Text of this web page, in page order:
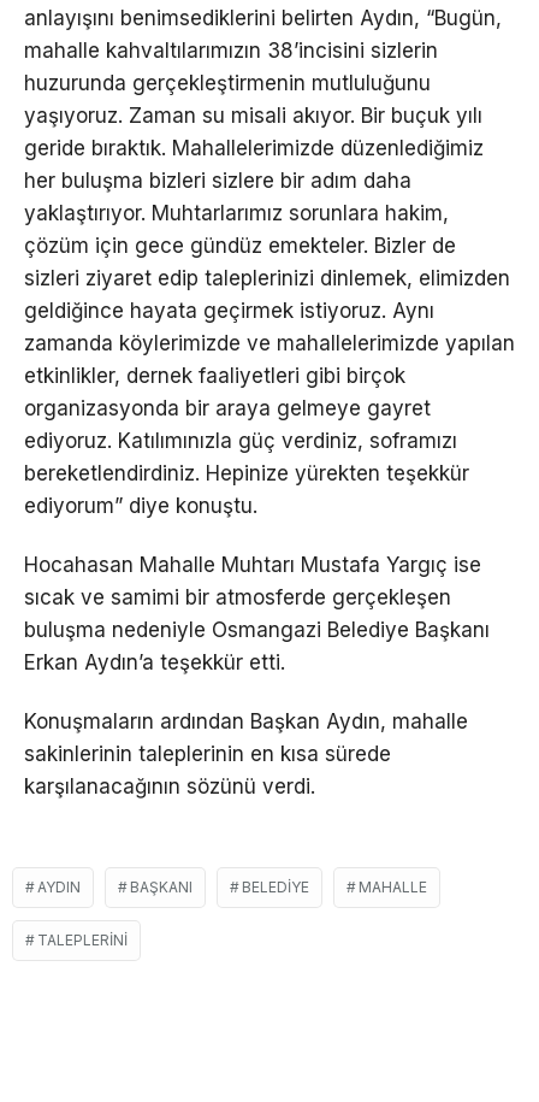
anlayışını benimsediklerini belirten Aydın, “Bugün,
mahalle kahvaltılarımızın 38’incisini sizlerin
huzurunda gerçekleştirmenin mutluluğunu
yaşıyoruz. Zaman su misali akıyor. Bir buçuk yılı
geride bıraktık. Mahallelerimizde düzenlediğimiz
her buluşma bizleri sizlere bir adım daha
yaklaştırıyor. Muhtarlarımız sorunlara hakim,
çözüm için gece gündüz emekteler. Bizler de
sizleri ziyaret edip taleplerinizi dinlemek, elimizden
geldiğince hayata geçirmek istiyoruz. Aynı
zamanda köylerimizde ve mahallelerimizde yapılan
etkinlikler, dernek faaliyetleri gibi birçok
organizasyonda bir araya gelmeye gayret
ediyoruz. Katılımınızla güç verdiniz, soframızı
bereketlendirdiniz. Hepinize yürekten teşekkür
ediyorum” diye konuştu.
Hocahasan Mahalle Muhtarı Mustafa Yargıç ise
sıcak ve samimi bir atmosferde gerçekleşen
buluşma nedeniyle Osmangazi Belediye Başkanı
Erkan Aydın’a teşekkür etti.
Konuşmaların ardından Başkan Aydın, mahalle
sakinlerinin taleplerinin en kısa sürede
karşılanacağının sözünü verdi.
AYDIN BAŞKANI BELEDIYE MAHALLE
TALEPLERINI